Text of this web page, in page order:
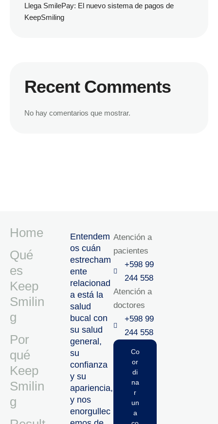
Llega SmilePay: El nuevo sistema de pagos de
KeepSmiling
Recent Comments
No hay comentarios que mostrar.
Home
Qué
es
Keep
Smilin
g
Por
qué
Keep
Smilin
g
Entendem
os cuán
estrecham
ente
relacionad
a está la
salud
bucal con
su salud
general,
su
confianza
y su
apariencia,
y nos
enorgullec
Atención a
pacientes
+598 99
244 558
Atención a
doctores
+598 99
244 558‬‬
Co
or
di
na
r
un
a